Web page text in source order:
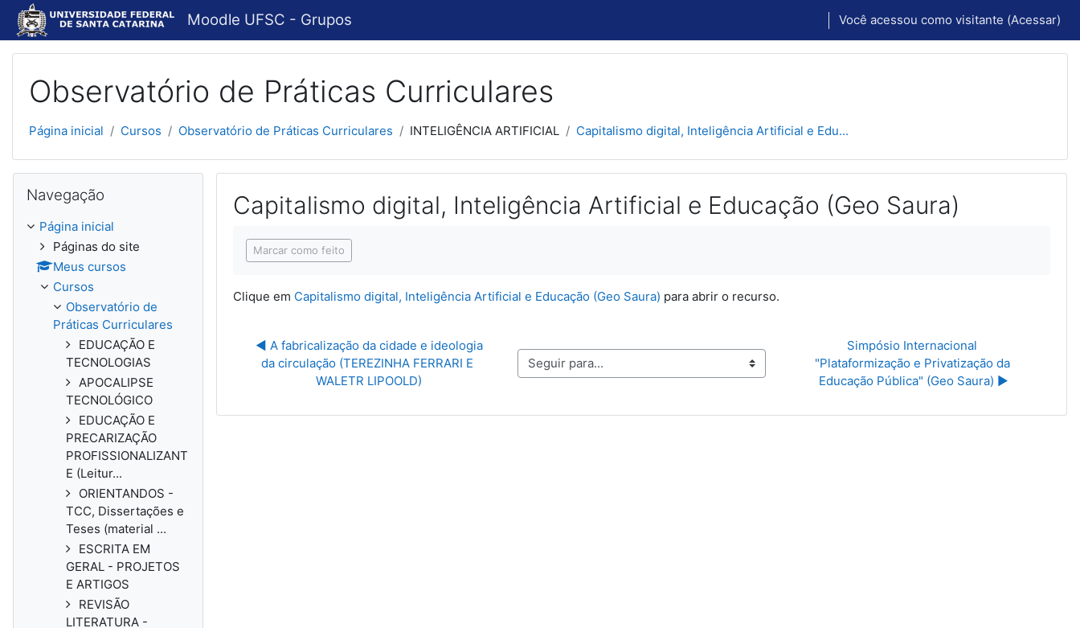
Ir para o conteúdo principal
Moodle UFSC - Grupos Você acessou como visitante (Acessar)
Observatório de Práticas Curriculares
Página inicial Cursos Observatório de Práticas Curriculares INTELIGÊNCIA ARTIFICIAL Capitalismo digital, Inteligência Artificial e Edu...
Capitalismo digital, Inteligência Artificial e Educação (Geo Saura)
Marcar como feito
Clique em Capitalismo digital, Inteligência Artificial e Educação (Geo Saura) para abrir o recurso.
◀︎ A fabricalização da cidade e ideologia
da circulação (TEREZINHA FERRARI E
WALETR LIPOOLD)
Seguir para...
Simpósio Internacional
"Plataformização e Privatização da
Educação Pública" (Geo Saura) ▶︎
Navegação
Página inicial
Páginas do site
Meus cursos
Cursos
Observatório de
Práticas Curriculares
EDUCAÇÃO E
TECNOLOGIAS
APOCALIPSE
TECNOLÓGICO
EDUCAÇÃO E
PRECARIZAÇÃO
PROFISSIONALIZANT
E (Leitur...
ORIENTANDOS -
TCC, Dissertações e
Teses (material ...
ESCRITA EM
GERAL - PROJETOS
E ARTIGOS
REVISÃO
LITERATURA -